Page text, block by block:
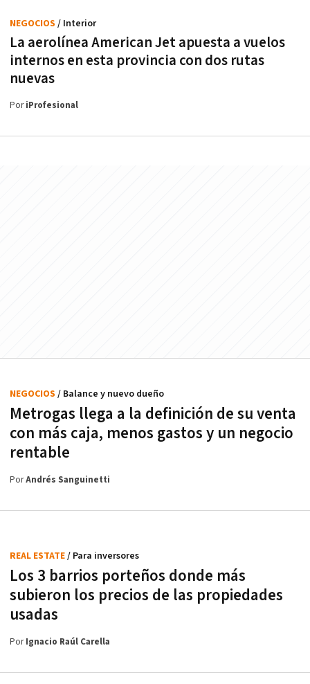
La aerolínea American Jet apuesta a vuelos
internos en esta provincia con dos rutas
nuevas
NEGOCIOS / Interior
PoriProfesional
Metrogas llega a la definición de su venta
con más caja, menos gastos y un negocio
rentable
NEGOCIOS / Balance y nuevo dueño
PorAndrés Sanguinetti
Los 3 barrios porteños donde más
subieron los precios de las propiedades
usadas
REAL ESTATE/ Para inversores
PorIgnacio Raúl Carella